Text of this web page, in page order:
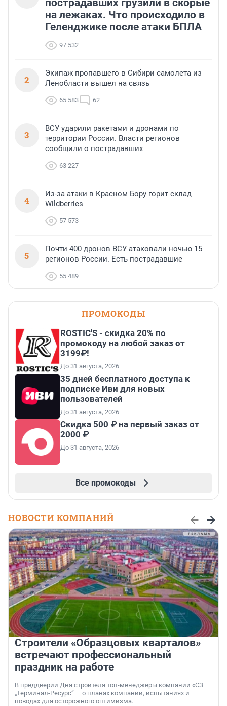
пострадавших грузили в скорые
на лежаках. Что происходило в
Геленджике после атаки БПЛА
97 532
2
Экипаж пропавшего в Сибири самолета из
Ленобласти вышел на связь
65 583 62
3
ВСУ ударили ракетами и дронами по
территории России. Власти регионов
сообщили о пострадавших
63 227
4
Из-за атаки в Красном Бору горит склад
Wildberries
57 573
5
Почти 400 дронов ВСУ атаковали ночью 15
регионов России. Есть пострадавшие
55 489
ПРОМОКОДЫ
ROSTIC'S - скидка 20% по
промокоду на любой заказ от
3199₽!
До 31 августа, 2026
35 дней бесплатного доступа к
подписке Иви для новых
пользователей
До 31 августа, 2026
Скидка 500 ₽ на первый заказ от
2000 ₽
До 31 августа, 2026
Все промокоды
НОВОСТИ КОМПАНИЙ
Строители «Образцовых кварталов»
встречают профессиональный
праздник на работе
В преддверии Дня строителя топ-менеджеры компании «СЗ
„Терминал-Ресурс“ — о планах компании, испытаниях и
поводах для осторожного оптимизма.